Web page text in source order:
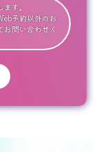
す。
予約以外のお
問い合わせく